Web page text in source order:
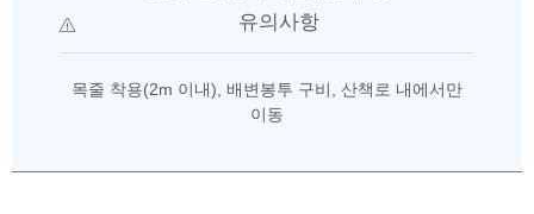
유의사항
목줄 착용(2m 이내), 배변봉투 구비, 산책로 내에서만
이동